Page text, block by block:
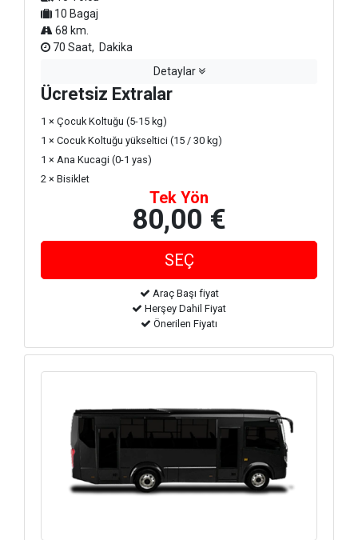
10 Bagaj
68 km.
70 Saat, Dakika
Detaylar
Ücretsiz Extralar
1 × Çocuk Koltuğu (5-15 kg)
1 × Cocuk Koltuğu yükseltici (15 / 30 kg)
1 × Ana Kucagi (0-1 yas)
2 × Bisiklet
Tek Yön
80,00 €
Araç Başı fiyat
Herşey Dahil Fiyat
Önerilen Fiyatı